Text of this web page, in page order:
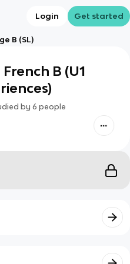
Login Get started
B (SL)
B (U1
by 6 people